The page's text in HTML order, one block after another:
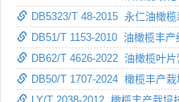
DB5323/T 48-2015 永仁油橄
DB51/T 1153-2010 油橄榄丰
DB62/T 4626-2022 油橄榄叶
DB50/T 1707-2024 橄榄丰产